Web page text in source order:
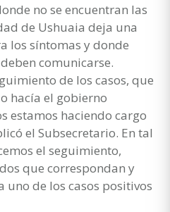
no se encuentran las
de Ushuaia deja una
los síntomas y donde
comunicarse.
de los casos, que
hacía el gobierno
estamos haciendo cargo
el Subsecretario. En tal
el seguimiento,
que correspondan y
de los casos positivos